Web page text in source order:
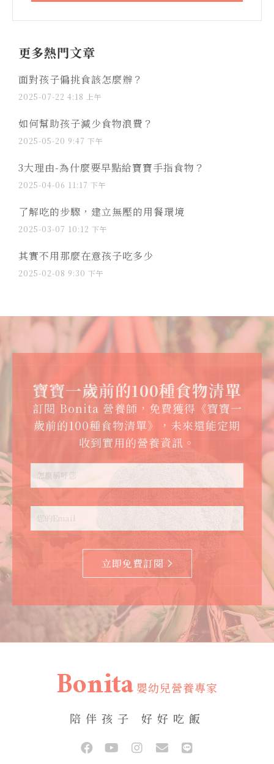
更多熱門文章
面對孩子偏挑食該怎麼辦？
2025-07-22 4:18 上午
如何幫助孩子減少食物浪費？
2025-05-20 9:47 下午
3大理由-為什麼要早點給寶寶手指食物？
2025-04-06 11:17 下午
了解吃的步驟，建立無壓的用餐環境
2025-03-07 10:12 下午
其實不用那麼在意孩子吃多少
2025-02-08 9:30 下午
寶寶一歲前的100種食物清單
訂閱 Bonita 營養師，免費獲得《寶寶一
歲前的100種食物清單》，未來還能定期
收到實用的營養資訊。
立即免費訂閱
Bonita 嬰幼兒營養專家
陪伴孩子 好好吃飯